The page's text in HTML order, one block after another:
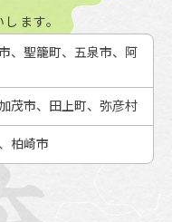
ます。
、聖籠町、五泉市、阿
茂市、田上町、弥彦村
柏崎市